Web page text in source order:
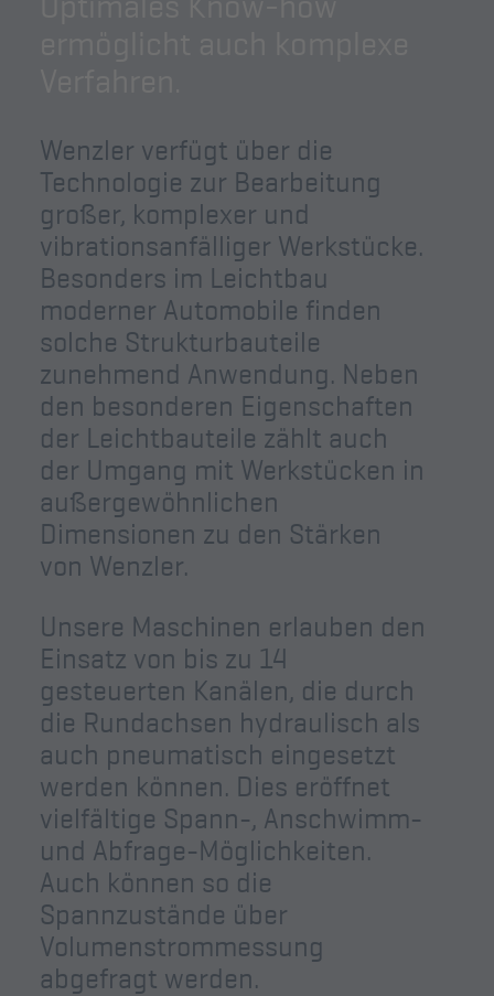
Wenzler verfügt über die
Technologie zur Bearbeitung
großer, komplexer und
vibrationsanfälliger Werkstücke.
Besonders im Leichtbau
moderner Automobile finden
solche Strukturbauteile
zunehmend Anwendung. Neben
den besonderen Eigenschaften
der Leichtbauteile zählt auch
der Umgang mit Werkstücken in
außergewöhnlichen
Dimensionen zu den Stärken
von Wenzler.
Unsere Maschinen erlauben den
Einsatz von bis zu 14
gesteuerten Kanälen, die durch
die Rundachsen hydraulisch als
auch pneumatisch eingesetzt
werden können. Dies eröffnet
vielfältige Spann-, Anschwimm-
und Abfrage-Möglichkeiten.
Auch können so die
Spannzustände über
Volumenstrommessung
abgefragt werden.